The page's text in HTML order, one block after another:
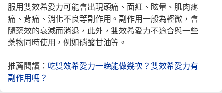
服用雙效希愛力可能會出現頭痛、面紅、眩暈、肌肉疼
痛、背痛、消化不良等副作用。副作用一般為輕微，會
隨藥效的衰減而消退，此外，雙效希愛力不適合與一些
藥物同時使用，例如硝酸甘油等 。
推薦閱讀： 吃雙效希愛力一晚能做幾次？雙效希愛力有
副作用嗎？